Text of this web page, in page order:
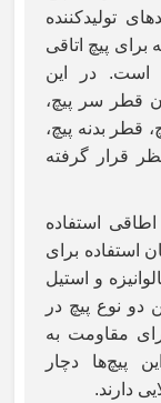
تولیدکننده
پیچ اتاقی
است. در این
قطر سر پیچ،
بدنه پیچ،
قرار گرفته
اطاقی
استفاده
استفاده برای
و استیل
دو نوع پیچ در
مقاومت به
پیچ‌ها دچار
دارند.